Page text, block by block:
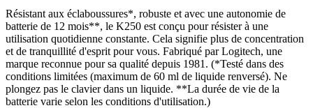
Résistant aux éclaboussures*, robuste et avec une autonomie de
batterie de 12 mois**, le K250 est conçu pour résister à une
utilisation quotidienne constante. Cela signifie plus de concentration
et de tranquillité d'esprit pour vous. Fabriqué par Logitech, une
marque reconnue pour sa qualité depuis 1981. (*Testé dans des
conditions limitées (maximum de 60 ml de liquide renversé). Ne
plongez pas le clavier dans un liquide. **La durée de vie de la
batterie varie selon les conditions d'utilisation.)